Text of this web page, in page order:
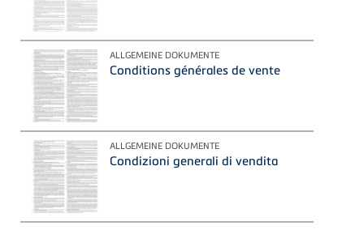
ALLGEMEINE DOKUMENTE
Conditions générales de vente
ALLGEMEINE DOKUMENTE
Condizioni generali di vendita